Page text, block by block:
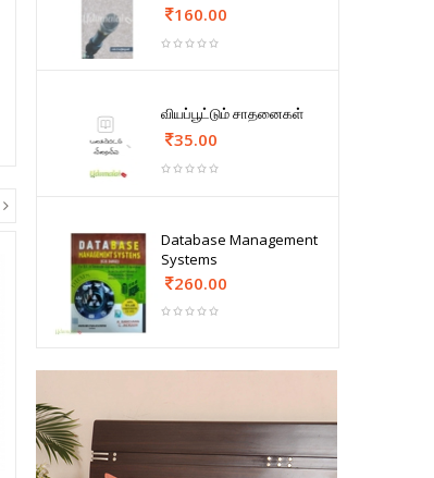
160.00
வியப்பூட்டும் சாதனைகள்
35.00
Database Management
Systems
260.00